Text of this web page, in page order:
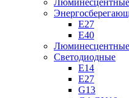
Е27
Е40
Светодиодные
Е14
Е27
G13